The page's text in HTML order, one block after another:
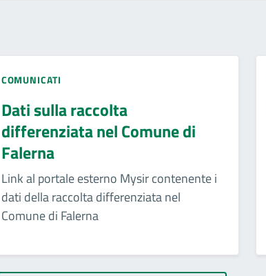
COMUNICATI
Dati sulla raccolta
differenziata nel Comune di
Falerna
Link al portale esterno Mysir contenente i
dati della raccolta differenziata nel
Comune di Falerna